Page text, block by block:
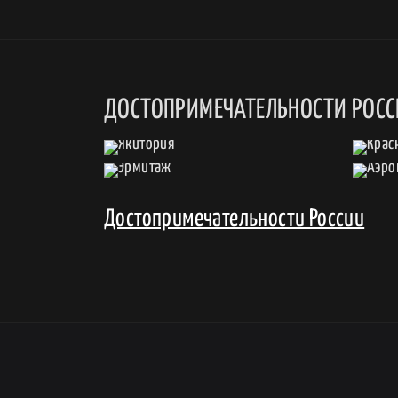
ДОСТОПРИМЕЧАТЕЛЬНОСТИ
Достопримечательности России